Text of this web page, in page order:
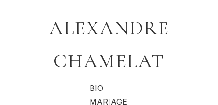
ALEXANDRE
CHAMELAT
BIO
MARIAGE